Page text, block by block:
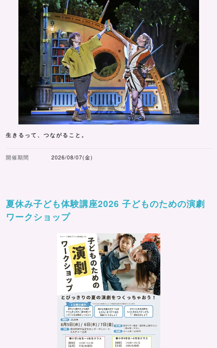
生きるって、つながること。
開催期間 2026/08/07(金)
夏休み子ども体験講座2026 子どものための演劇
ワークショップ